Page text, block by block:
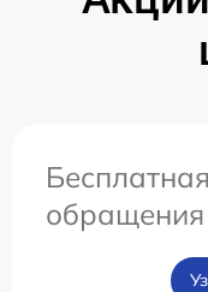
обращения